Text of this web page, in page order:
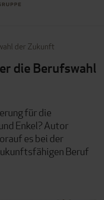
der Zukunft
die Berufswahl
für die
Enkel? Autor
es bei der
Beruf